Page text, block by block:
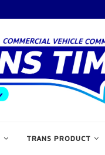
TRANS PRODUCT